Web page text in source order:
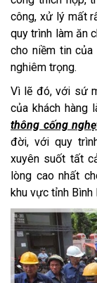
công, xử lý mất
quy trình làm ăn
cho niềm tin
nghiêm trọng.
Vì lẽ đó, với sứ
của khách hàng
thông cống
đời, với quy
xuyên suốt tất
lòng cao nhất
khu vực tỉnh Bình